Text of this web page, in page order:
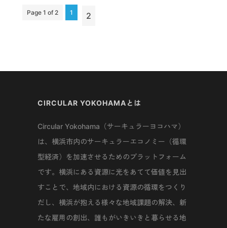
Page 1 of 2 1 2
CIRCULAR YOKOHAMAとは
Circular Yokohama（サーキュラーヨコハマ）
は、横浜市内のサーキュラーエコノミー（循環
型経済）を加速させるためのプラットフォーム
です。横浜にある資源に光をあてて価値を見出
すことで、地域内における資源の循環をつくり
だし、横浜が抱える様々な地域課題の解決、新
たな雇用の創出、誰もがいきいきと暮らせる地